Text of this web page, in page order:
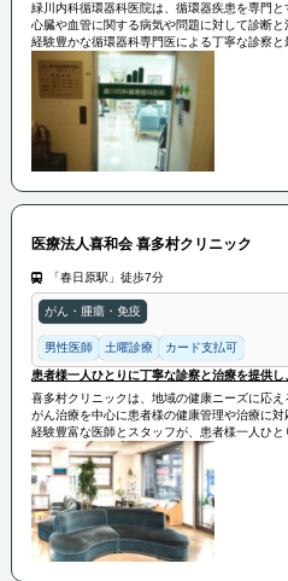
緑川内科循環器科医院は、循環器疾患を専門と
心臓や血管に関する病気や問題に対して診断と
経験豊かな循環器科専門医による丁寧な診察と
す。
患者様の健康と生活の質を向上させるために
ています。
医療法人喜和会 喜多村クリニック
「春日原駅」徒歩7分
がん・腫瘍・免疫
男性医師 土曜診療 カード支払可
患者様一人ひとりに丁寧な診察と治療を提供
喜多村クリニックは、地域の健康ニーズに応え
がん治療を中心に患者様の健康管理や治療に対
経験豊富な医師とスタッフが、患者様一人ひと
皆様の健康を支えています。